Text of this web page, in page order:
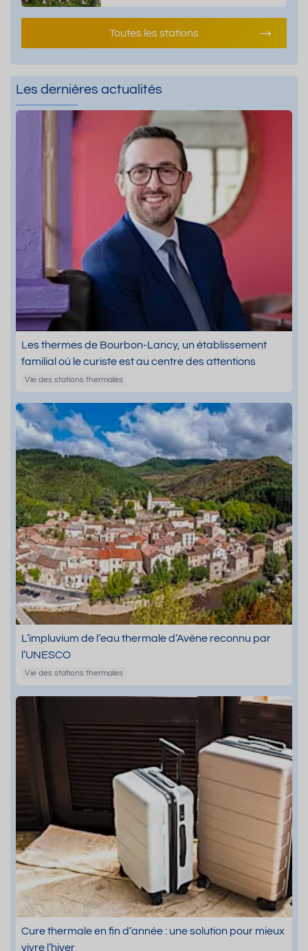
Toutes les stations
Les dernières actualités
Les thermes de Bourbon-Lancy, un établissement
familial où le curiste est au centre des attentions
Vie des stations thermales
L’impluvium de l’eau thermale d’Avène reconnu par
l’UNESCO
Vie des stations thermales
Cure thermale en fin d’année : une solution pour mieux
vivre l’hiver